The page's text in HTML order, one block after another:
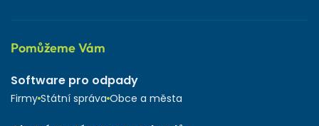
Pomůžeme Vám
Software pro odpady
Firmy Státní správa Obce a města